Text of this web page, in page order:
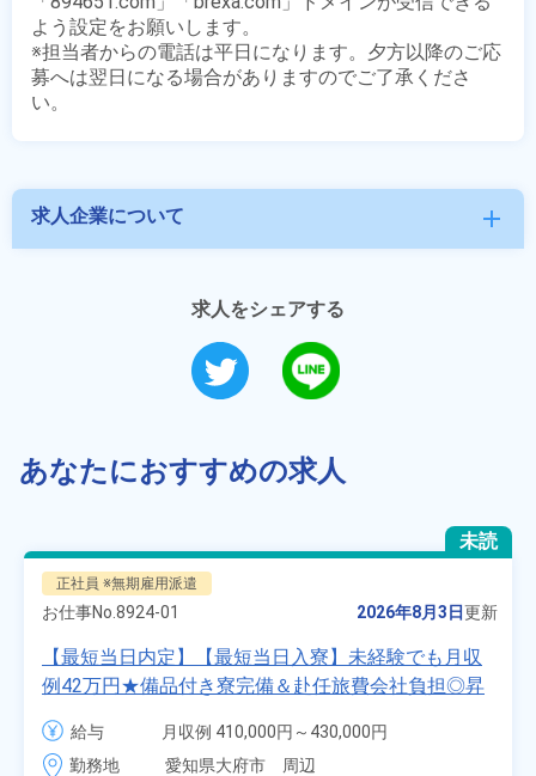
よう設定をお願いします。
※担当者からの電話は平日になります。夕方以降のご応
募へは翌日になる場合がありますのでご了承くださ
求人企業について add
求人をシェアする
あなたにおすすめの求人
未読
正社員 ※無期雇用派遣
お仕事No. 8924-01 2026年8月3日更新
【最短当日内定】【最短当日入寮】未経験でも月収
例42万円★備品付き寮完備＆赴任旅費会社負担◎昇
給・業績賞与あり！組立や塗装など自動車製造の各
種作業！《愛知県大府市》
給与
月収例 410,000円～430,000円
月給 277,000円～277,000円
勤務地
愛知県大府市　周辺